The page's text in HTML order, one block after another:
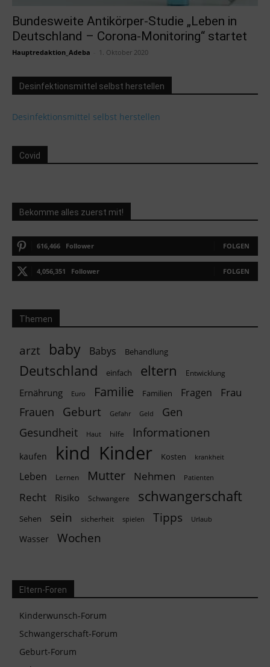
Bundesweite Antikörper-Studie „Leben in
Deutschland – Corona-Monitoring“ startet
Hauptredaktion_Adeba 1. Oktober 2020
Desinfektionsmittel selbst herstellen
Desinfektionsmittel selbst herstellen
Covid
Bekomme alles zuerst mit!
616,466 Follower FOLGEN
4,056,351 Follower FOLGEN
Themen
arzt baby Babys Behandlung
Deutschland einfach eltern Entwicklung
Ernährung Euro Familie Familien Fragen Frau
Frauen Geburt Gefahr Geld
Gen
Gesundheit
Haut hilfe Informationen
kaufen kind Kinder Kosten krankheit
Leben Lernen Mutter Nehmen Patienten
Recht Risiko Schwangere schwangerschaft
Sehen sein sicherheit spielen Tipps Urlaub
Wasser Wochen
Eltern-Foren
Kinderwunsch-Forum
Schwangerschaft-Forum
Geburt-Forum